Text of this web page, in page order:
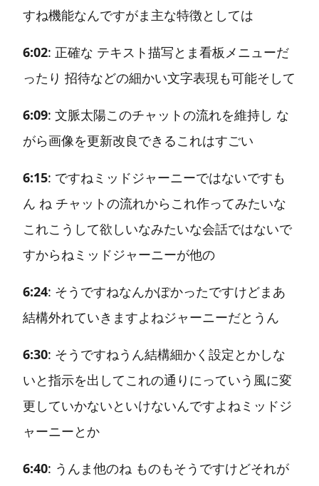
すね機能なんですがま主な特徴としては
6:02: 正確な テキスト描写とま看板メニューだ
ったり 招待などの細かい文字表現も可能そして
6:09: 文脈太陽このチャットの流れを維持し な
がら画像を更新改良できるこれはすごい
6:15: ですねミッドジャーニーではないですも
ん ね チャットの流れからこれ作ってみたいな
これこうして欲しいなみたいな会話ではないで
すからねミッドジャーニーが他の
6:24: そうですねなんかぽかったですけどまあ
結構外れていきますよねジャーニーだとうん
6:30: そうですねうん結構細かく設定とかしな
いと指示を出してこれの通りにっていう風に変
更していかないといけないんですよねミッドジ
ャーニーとか
6:40: うんま他のね ものもそうですけどそれが